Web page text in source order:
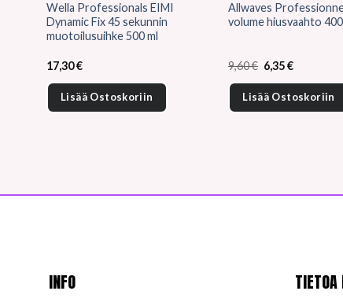
Wella Professionals EIMI
Dynamic Fix 45 sekunnin
muotoilusuihke 500 ml
17,30€
Lisää Ostoskoriin
Allwaves
volume hiusvaahto
9,60€ Alkuperäinen
hinta
oli:
9,60 €.
6,35€Nykyinen
on:
6,35 €.
Lisää Ostoskoriin
INFO